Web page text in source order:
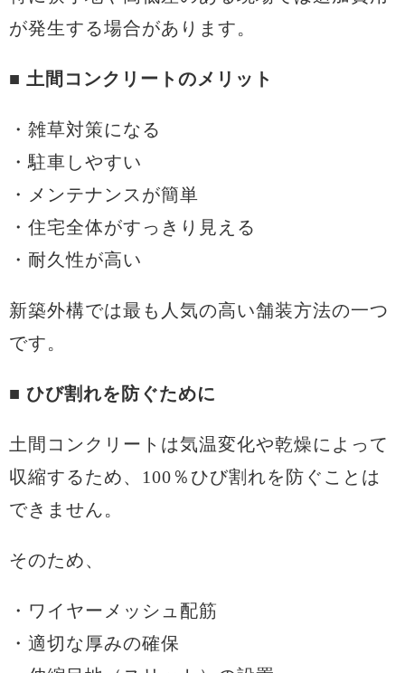
が発生する場合があります。
■ 土間コンクリートのメリット
・雑草対策になる
・駐車しやすい
・メンテナンスが簡単
・住宅全体がすっきり見える
・耐久性が高い
新築外構では最も人気の高い舗装方法の一つ
です。
■ ひび割れを防ぐために
土間コンクリートは気温変化や乾燥によって
収縮するため、100％ひび割れを防ぐことは
できません。
そのため、
・ワイヤーメッシュ配筋
・適切な厚みの確保